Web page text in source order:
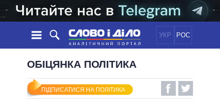
УКР РОС
НОВИНИ
СТРІЧКА
ПОДІЇ
ПОЛІТИКА
ЕКОНОМІКА
ОБIЦЯНКИ
ОБІЦЯНКА ПОЛІТИКА
ПІДПИСАТИСЯ НА ПОЛІТИКА